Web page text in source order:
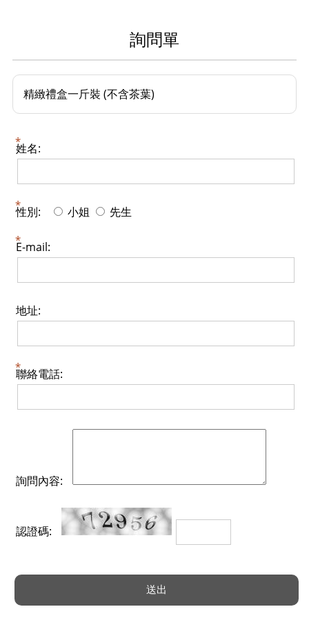
詢問單
精緻禮盒一斤裝 (不含茶葉)
姓名:
性別: 小姐 先生
E-mail:
地址:
聯絡電話:
詢問內容:
認證碼: